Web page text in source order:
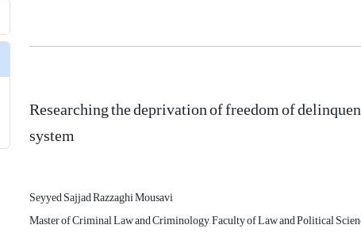
Researching the deprivation of freedom of
system
Seyyed Sajjad Razzaghi Mousavi
Master of Criminal Law and Criminology, Faculty of Law and Political